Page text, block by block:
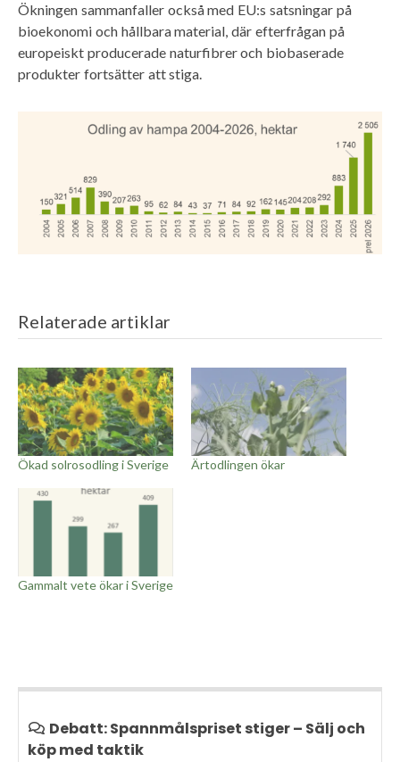
Ökningen sammanfaller också med EU:s satsningar på
bioekonomi och hållbara material, där efterfrågan på
europeiskt producerade naturfibrer och biobaserade
produkter fortsätter att stiga.
Relaterade artiklar
Ökad solrosodling i Sverige Ärtodlingen ökar
Gammalt vete ökar i Sverige
Debatt: Spannmålspriset stiger – Sälj och
köp med taktik